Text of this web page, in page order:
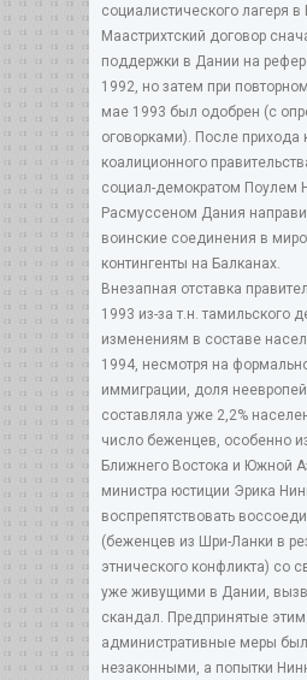
социалистического лагеря в
Маастрихтский договор
поддержки в Дании на
1992, но затем при
мае 1993 был одобрен (с
оговорками). После прихода
коалиционного
социал-демократом Поулем
Расмуссеном Дания
воинские соединения в
контингенты на Балканах.
Внезапная отставка
1993 из-за т.н. тамильского
изменениям в составе
1994, несмотря на
иммиграции, доля
составляла уже 2,2%
число беженцев, особенно
Ближнего Востока и Южной
министра юстиции Эрика
воспрепятствовать
(беженцев из Шри-Ланки в
этнического конфликта) со
уже живущими в Дании,
скандал. Предпринятые
административные меры
незаконными, а попытки